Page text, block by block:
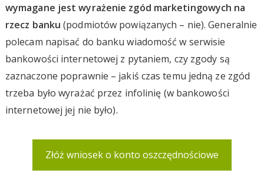
wymagane jest wyrażenie zgód marketingowych na
rzecz banku (podmiotów powiązanych – nie). Generalnie
polecam napisać do banku wiadomość w serwisie
bankowości internetowej z pytaniem, czy zgody są
zaznaczone poprawnie – jakiś czas temu jedną ze zgód
trzeba było wyrażać przez infolinię (w bankowości
internetowej jej nie było).
Złóż wniosek o konto oszczędnościowe